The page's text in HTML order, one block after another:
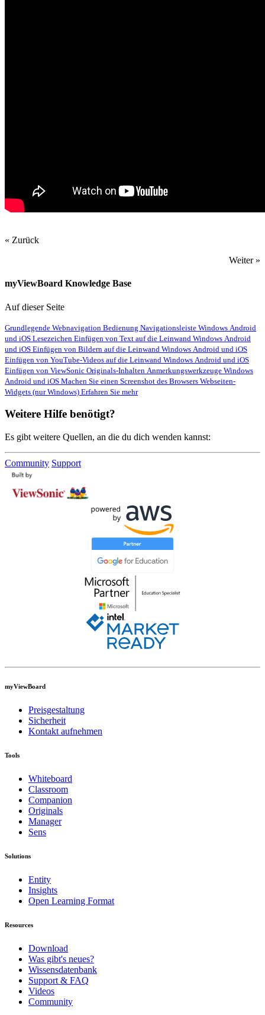
« Zurück
Weiter »
myViewBoard Knowledge Base
Auf dieser Seite
Grundlegende Webnavigation Bedienung Navigationsleiste Windows Android
und iOS Lesezeichen Einfügen von Text auf die Leinwand Windows Android
und iOS Einfügen von Bildern auf die Leinwand Windows Android und iOS
Einfügen von YouTube-Videos auf die Leinwand Windows Android und iOS
Einfügen von ViewSonic Originals-Inhalten Anmerkungswerkzeuge Windows
Android und iOS Machen Sie einen Screenshot des Browsers Webseiten-
Widgets (nur Windows) Erfahren Sie mehr
Weitere Hilfe benötigt?
Es gibt weitere Quellen, an die du dich wenden kannst:
Community Support
myViewBoard
Preisgestaltung
Sicherheit
Kontakt aufnehmen
Tools
Whiteboard
Classroom
Companion
Originals
Manager
Sens
Solutions
Entity
Insights
Open Learning Format
Resources
Download
Was gibt's neues?
Wissensdatenbank
Support & FAQ
Videos
Community